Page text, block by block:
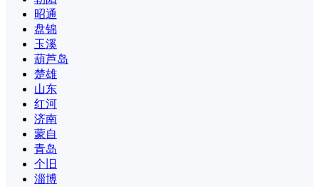
昭通
盘锦
玉溪
葫芦岛
楚雄
山东
红河
济南
蒙自
青岛
个旧
淄博